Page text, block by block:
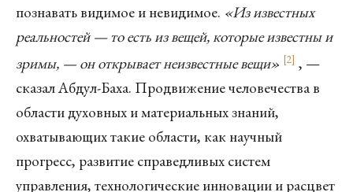
познавать видимое и невидимое. «Из известных
реальностей — то есть из вещей, которые известны и
зримы, — он открывает неизвестные вещи» [2] , —
сказал Абдул-Баха. Продвижение человечества в
области духовных и материальных знаний,
охватывающих такие области, как научный
прогресс, развитие справедливых систем
управления, технологические инновации и расцвет